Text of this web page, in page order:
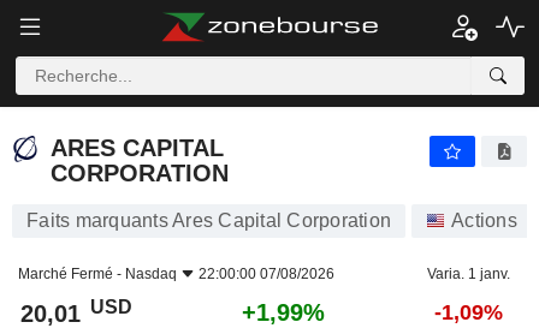
ARES CAPITAL
CORPORATION
Faits marquants Ares Capital Corporation Actions
Marché Fermé - Nasdaq 22:00:00 07/08/2026 Varia. 1 janv.
20,01 USD +1,99% -1,09%